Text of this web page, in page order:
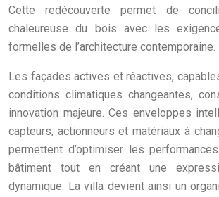
Cette redécouverte permet de
chaleureuse du bois avec les
formelles de l’architecture contemporaine.
Les façades actives et réactives,
conditions climatiques changeantes,
innovation majeure. Ces enveloppes
capteurs, actionneurs et matériaux à
permettent d’optimiser les
bâtiment tout en créant une
dynamique. La villa devient ainsi un